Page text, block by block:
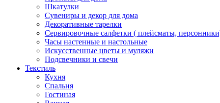
Шкатулки
Сувениры и декор для дома
Декоративные тарелки
Сервировочные салфетки ( плейсматы,
Часы настенные и настольные
Искусственные цветы и муляжи
Подсвечники и свечи
Текстиль
Кухня
Спальня
Гостиная